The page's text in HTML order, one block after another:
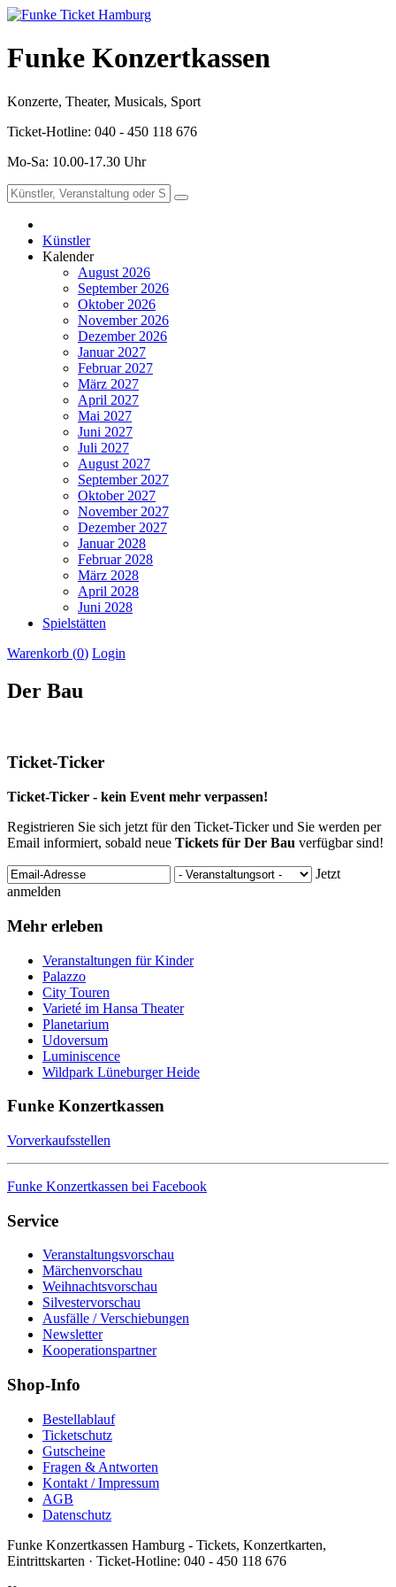
Funke Konzertkassen
Konzerte, Theater, Musicals, Sport
Ticket-Hotline: 040 - 450 118 676
Mo-Sa: 10.00-17.30 Uhr
Künstler
Kalender
August 2026
September 2026
Oktober 2026
November 2026
Dezember 2026
Januar 2027
Februar 2027
März 2027
April 2027
Mai 2027
Juni 2027
Juli 2027
August 2027
September 2027
Oktober 2027
November 2027
Dezember 2027
Januar 2028
Februar 2028
März 2028
April 2028
Juni 2028
Spielstätten
Warenkorb (0) Login
Der Bau
Ticket-Ticker
Ticket-Ticker - kein Event mehr verpassen!
Registrieren Sie sich jetzt für den Ticket-Ticker und Sie werden per
Email informiert, sobald neue Tickets für Der Bau verfügbar sind!
Jetzt
anmelden
Mehr erleben
Veranstaltungen für Kinder
Palazzo
City Touren
Varieté im Hansa Theater
Planetarium
Udoversum
Luminiscence
Wildpark Lüneburger Heide
Funke Konzertkassen
Vorverkaufsstellen
Funke Konzertkassen bei Facebook
Service
Veranstaltungsvorschau
Märchenvorschau
Weihnachtsvorschau
Silvestervorschau
Ausfälle / Verschiebungen
Newsletter
Kooperationspartner
Shop-Info
Bestellablauf
Ticketschutz
Gutscheine
Fragen & Antworten
Kontakt / Impressum
AGB
Datenschutz
Funke Konzertkassen Hamburg - Tickets, Konzertkarten,
Eintrittskarten · Ticket-Hotline: 040 - 450 118 676